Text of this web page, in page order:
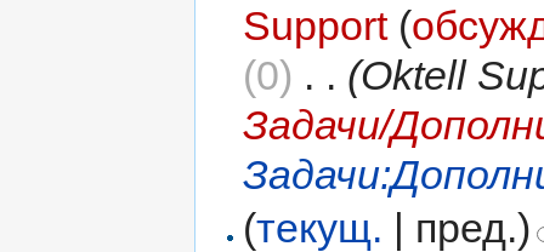
Support (
(0) . . (Oktell
Задачи/
(текущ. | пред.)